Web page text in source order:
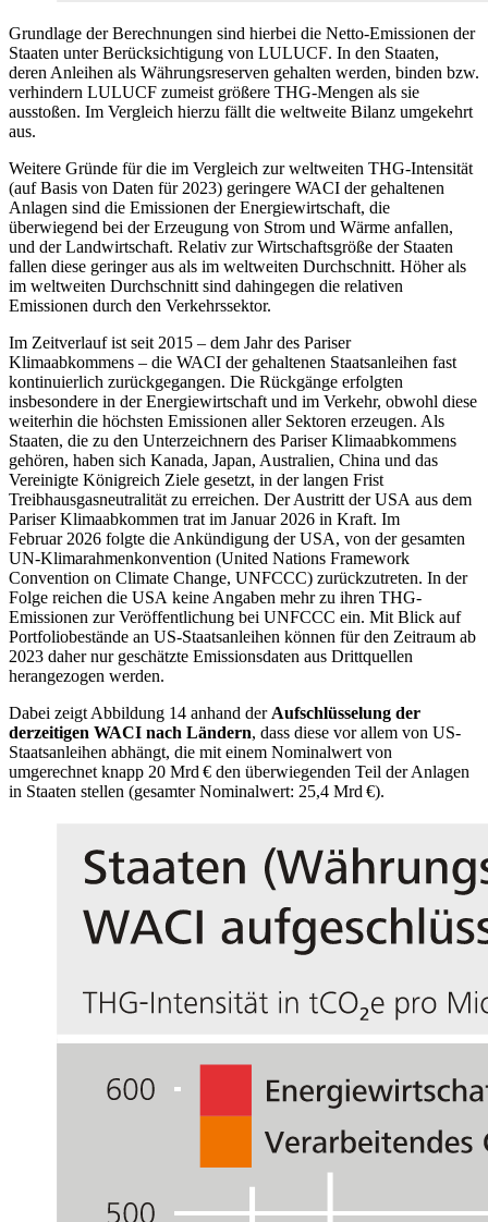
Grundlage der Berechnungen sind hierbei die Netto-Emissionen der
Staaten unter Berücksichtigung von LULUCF. In den Staaten,
deren Anleihen als Währungsreserven gehalten werden, binden bzw.
verhindern LULUCF zumeist größere THG-Mengen als sie
ausstoßen. Im Vergleich hierzu fällt die weltweite Bilanz umgekehrt
aus.
Weitere Gründe für die im Vergleich zur weltweiten THG-Intensität
(auf Basis von Daten für 2023) geringere WACI der gehaltenen
Anlagen sind die Emissionen der Energiewirtschaft, die
überwiegend bei der Erzeugung von Strom und Wärme anfallen,
und der Landwirtschaft. Relativ zur Wirtschaftsgröße der Staaten
fallen diese geringer aus als im weltweiten Durchschnitt. Höher als
im weltweiten Durchschnitt sind dahingegen die relativen
Emissionen durch den Verkehrssektor.
Im Zeitverlauf ist seit 2015 – dem Jahr des Pariser
Klimaabkommens – die WACI der gehaltenen Staatsanleihen fast
kontinuierlich zurückgegangen. Die Rückgänge erfolgten
insbesondere in der Energiewirtschaft und im Verkehr, obwohl diese
weiterhin die höchsten Emissionen aller Sektoren erzeugen. Als
Staaten, die zu den Unterzeichnern des Pariser Klimaabkommens
gehören, haben sich Kanada, Japan, Australien, China und das
Vereinigte Königreich Ziele gesetzt, in der langen Frist
Treibhausgasneutralität zu erreichen. Der Austritt derUSA aus dem
Pariser Klimaabkommen trat im Januar 2026 in Kraft. Im
Februar 2026 folgte die Ankündigung derUSA, von der gesamten
UN-Klimarahmenkonvention (United Nations Framework
Convention on Climate Change, UNFCCC) zurückzutreten. In der
Folge reichen die USA keine Angaben mehr zu ihren THG-
Emissionen zur Veröffentlichung bei UNFCCC ein. Mit Blick auf
Portfoliobestände an US-Staatsanleihen können für den Zeitraum ab
2023 daher nur geschätzte Emissionsdaten aus Drittquellen
herangezogen werden.
Dabei zeigt Abbildung 14 anhand derAufschlüsselung der
derzeitigen WACI nach Ländern, dass diese vor allem von US-
Staatsanleihen abhängt, die mit einem Nominalwert von
umgerechnet knapp 20 Mrd € den überwiegenden Teil der Anlagen
in Staaten stellen (gesamter Nominalwert: 25,4 Mrd €).